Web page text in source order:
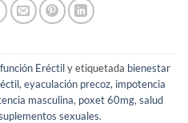
Eréctily etiquetada bienestar
, eyaculación precoz, impotencia
masculina, poxet 60mg, salud
sexuales.